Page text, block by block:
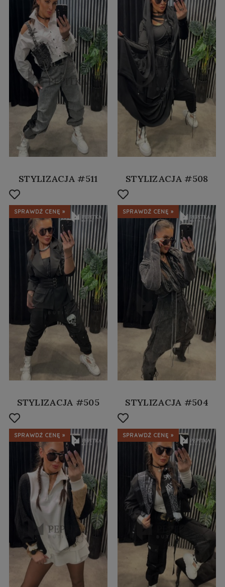
STYLIZACJA #511
SPRAWDŹ CENĘ »
STYLIZACJA #508
SPRAWDŹ CENĘ »
STYLIZACJA #505
SPRAWDŹ CENĘ »
STYLIZACJA #504
SPRAWDŹ CENĘ »